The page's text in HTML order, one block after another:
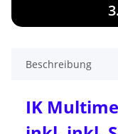
Beschreibung
IK